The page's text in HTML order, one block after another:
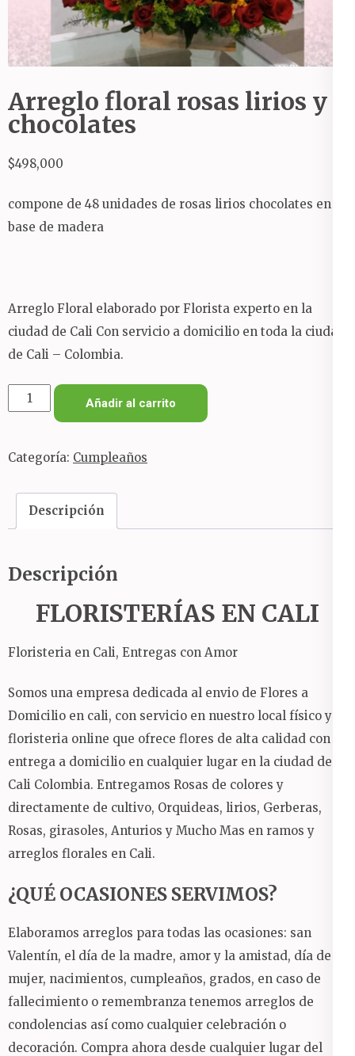
Arreglo floral rosas lirios y
chocolates
$498,000
compone de 48 unidades de rosas lirios chocolates en
base de madera
Arreglo Floral elaborado por Florista experto en la
ciudad de Cali Con servicio a domicilio en toda la ciudad
de Cali – Colombia.
Arreglo
lirios
chocolates
cantidad
Añadir al carrito
Categoría: Cumpleaños
Descripción
Descripción
FLORISTERÍAS EN CALI
Floristeria en Cali, Entregas con Amor
Somos una empresa dedicada al envio de Flores a
Domicilio en cali, con servicio en nuestro local físico y
floristeria online que ofrece flores de alta calidad con
entrega a domicilio en cualquier lugar en la ciudad de
Cali Colombia. Entregamos Rosas de colores y
directamente de cultivo, Orquideas, lirios, Gerberas,
Rosas, girasoles, Anturios y Mucho Mas en ramos y
arreglos florales en Cali.
¿QUÉ OCASIONES SERVIMOS?
Elaboramos arreglos para todas las ocasiones: san
Valentín, el día de la madre, amor y la amistad, día de la
mujer, nacimientos, cumpleaños, grados, en caso de
fallecimiento o remembranza tenemos arreglos de
condolencias así como cualquier celebración o
decoración. Compra ahora desde cualquier lugar del